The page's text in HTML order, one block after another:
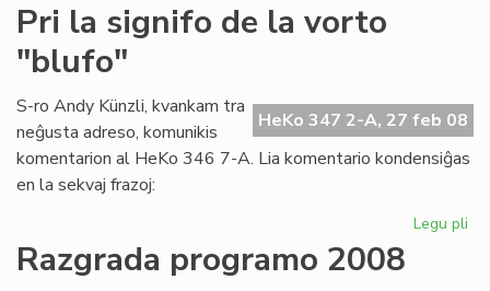
Pri la signifo de la vorto
"blufo"
HeKo 347 2-A, 27 feb 08
S-ro Andy Künzli, kvankam tra
neĝusta adreso, komunikis
komentarion al HeKo 346 7-A. Lia komentario kondensiĝas
en la sekvaj frazoj:
Legu pli
Razgrada programo 2008